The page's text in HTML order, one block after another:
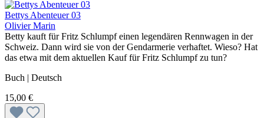
Bettys Abenteuer 03
Olivier Marin
Betty kauft für Fritz Schlumpf einen legendären Rennwagen in der
Schweiz. Dann wird sie von der Gendarmerie verhaftet. Wieso? Hat
das etwa mit dem aktuellen Kauf für Fritz Schlumpf zu tun?
Buch | Deutsch
15,00 €